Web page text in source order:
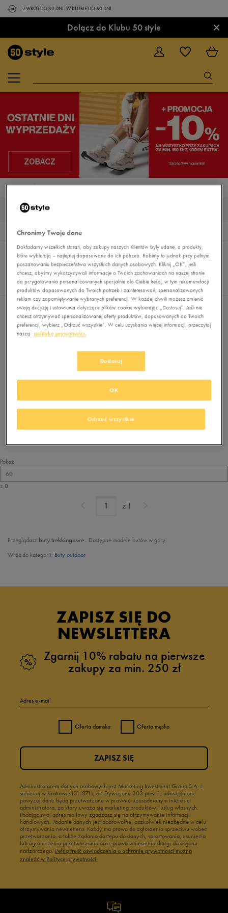
ZWROT DO 30 DNI. W KLUBIE DO 60 DNI.
Dołącz do Klubu 50 style ×
STRONA GŁÓWNA BUTY BUTY OUTDOOR
0
Wyników
Sortuj:
REKOMENDOWANE
FILTRUJ
Pokaż
60
z 0
Nie wybrano filtrów
Brak produktów do wyświetlenia
Zmień kryteria wyszukiwania lub
usuń wybrane filtry
Pokaż
60
z 0
z 1
Przeglądasz buty trekkingowe . Dostępne modele butów w góry:
Wróć do kategorii: Buty outdoor
ZAPISZ SIĘ DO
NEWSLETTERA
Zgarnij 10% rabatu na pierwsze
zakupy za min. 250 zł
Adres e-mail
Oferta damska Oferta męska
Administratorem danych osobowych jest Marketing Investment Group S.A. z
siedzibą w Krakowie (31-871), os. Dywizjonu 303 paw. 1, udostępnione
powyżej dane będą przetwarzane w prawnie uzasadnionym interesie
administratora, za który uważa się marketing produktów i usług własnych.
Podając swój adres mailowy zgadzasz się na otrzymywanie informacji
handlowych. Podanie danych jest dobrowolne, aczkolwiek niezbędne w celu
otrzymywania newslettera. Każdy ma prawo do zgłoszenia sprzeciwu wobec
przetwarzania, a także żądania dostępu do danych, sprostowania, usunięcia
lub ograniczenia przetwarzania oraz prawo wniesienia skargi do organu
nadzorczego. Pełną treść oświadczenia o ochronie prywatności można
znaleźć w Polityce prywatności.
ZAPISZ SIĘ
Chronimy Twoje dane
Dokładamy wszelkich starań, aby zakupy naszych Klientów były udane, a produkty,
które wybierają – najlepiej dopasowane do ich potrzeb. Robimy to jednak przy pełnym
poszanowaniu bezpieczeństwa wszystkich danych osobowych. Kliknij „OK”, jeśli
chcesz, abyśmy wykorzystywali informacje o Twoich zachowaniach na naszej stronie
do przygotowania personalizowanych specjalnie dla Ciebie treści, w tym rekomendacji
produktów dopasowanych do Twoich potrzeb i zainteresowań, spersonalizowanych
reklam czy zapamiętywanie wybranych preferencji. W każdej chwili możesz zmienić
swoją decyzję i ustawienia dotyczące plików cookie wybierając „Dostosuj”. Jeśli nie
chcesz otrzymywać spersonalizowanej oferty produktów, dopasowanych do Twoich
preferencji, wybierz „Odrzuć wszystkie”. W celu uzyskania więcej informacji, przeczytaj
naszą
politykę prywatności.
Dostosuj
Odrzuć wszystkie
OK